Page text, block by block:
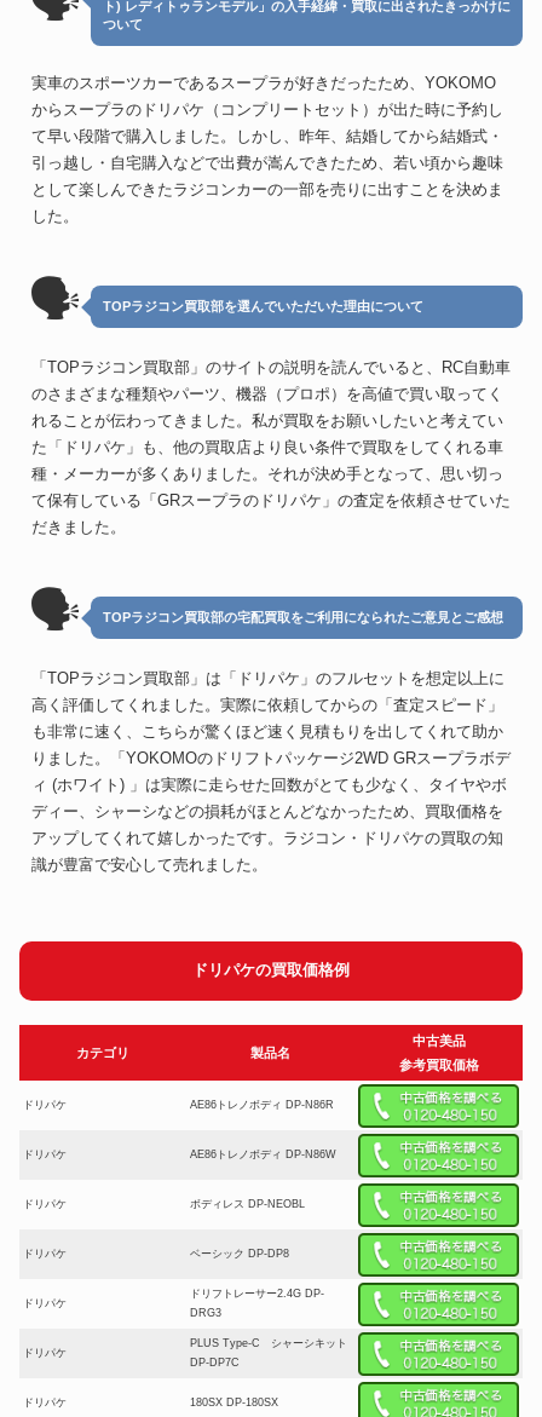
ト) レディトゥランモデル」の入手経緯・買取に出されたきっかけに
ついて
実車のスポーツカーであるスープラが好きだったため、YOKOMO
からスープラのドリパケ（コンプリートセット）が出た時に予約し
て早い段階で購入しました。しかし、昨年、結婚してから結婚式・
引っ越し・自宅購入などで出費が嵩んできたため、若い頃から趣味
として楽しんできたラジコンカーの一部を売りに出すことを決めま
した。
🗣 TOPラジコン買取部を選んでいただいた理由について
「TOPラジコン買取部」のサイトの説明を読んでいると、RC自動車
のさまざまな種類やパーツ、機器（プロポ）を高値で買い取ってく
れることが伝わってきました。私が買取をお願いしたいと考えてい
た「ドリパケ」も、他の買取店より良い条件で買取をしてくれる車
種・メーカーが多くありました。それが決め手となって、思い切っ
て保有している「GRスープラのドリパケ」の査定を依頼させていた
だきました。
🗣 TOPラジコン買取部の宅配買取をご利用になられたご意見とご感想
「TOPラジコン買取部」は「ドリパケ」のフルセットを想定以上に
高く評価してくれました。実際に依頼してからの「査定スピード」
も非常に速く、こちらが驚くほど速く見積もりを出してくれて助か
りました。「YOKOMOのドリフトパッケージ2WD GRスープラボデ
ィ (ホワイト) 」は実際に走らせた回数がとても少なく、タイヤやボ
ディー、シャーシなどの損耗がほとんどなかったため、買取価格を
アップしてくれて嬉しかったです。ラジコン・ドリパケの買取の知
識が豊富で安心して売れました。
ドリパケの買取価格例
カテゴリ 製品名
中古美品
参考買取価格
ドリパケ AE86トレノボディ DP-N86R
ドリパケ AE86トレノボディ DP-N86W
ドリパケ ボディレス DP-NEOBL
ドリパケ ベーシック DP-DP8
ドリパケ
ドリフトレーサー2.4G DP-
DRG3
ドリパケ
PLUS Type-C シャーシキット
DP-DP7C
ドリパケ 180SX DP-180SX